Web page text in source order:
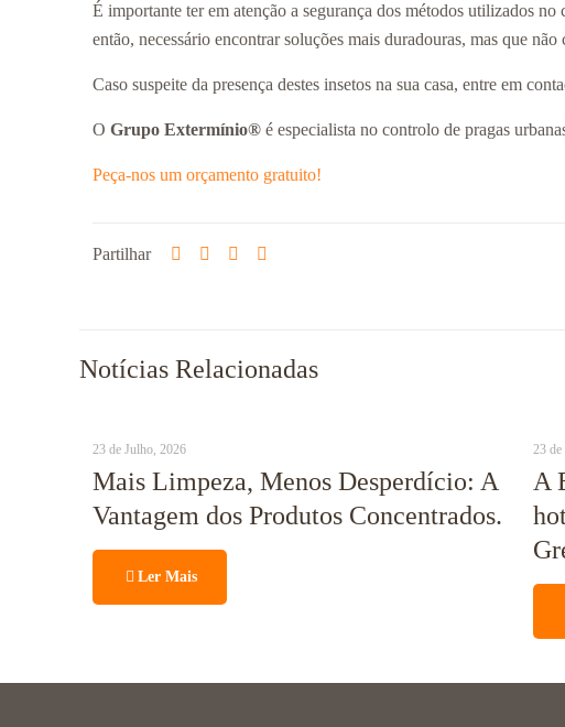
É importante ter em atenção a segurança dos métodos utilizados
então, necessário encontrar soluções mais duradouras, mas que
Caso suspeite da presença destes insetos na sua casa, entre em
O Grupo Extermínio® é especialista no controlo de pragas
Peça-nos um orçamento gratuito!
Partilhar
Notícias Relacionadas
23 de Julho, 2026
Mais Limpeza, Menos Desperdício: A
Vantagem dos Produtos Concentrados.
Ler Mais
23
A